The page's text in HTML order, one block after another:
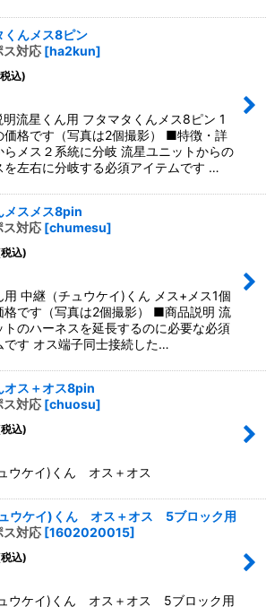
くんメス8ピン
対応 [ha2kun]
込)
流星くん用 フタマタくんメス8ピン 1
価格です（写真は2個撮影） ■特徴・詳
らメス２系統に分岐 流星ユニットからの
を左右に分岐する必須アイテムです …
メスメス8pin
対応 [chumesu]
込)
用 中継（チュウケイ)くん メス+メス1個
格です（写真は2個撮影） ■商品説明 流
トのハーネスを延長するのに必要な必須
です オス端子同士接続した…
オス＋オス8pin
対応 [chuosu]
込)
ウケイ)くん オス＋オス
ウケイ)くん オス＋オス 5ブロック用
対応 [1602020015]
込)
ウケイ)くん オス＋オス 5ブロック用